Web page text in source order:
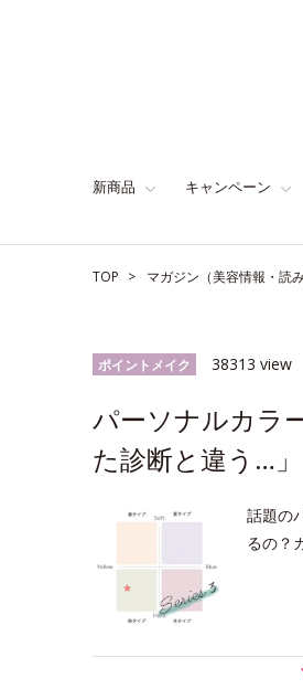
新商品 キャンペーン
TOP マガジン（美容情報・読み
ポイントメイク 38313 view
パーソナルカラ
た診断と違う…」
話題の
るの？